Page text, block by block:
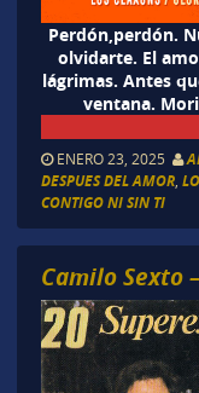
Perdón,perdón.
olvidarte. El
lágrimas. Antes
ventana.
ENERO 23, 2025
DESPUES DEL AMOR,
CONTIGO NI SIN TI
Camilo Sexto